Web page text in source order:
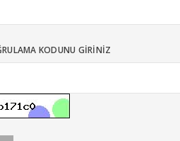
KODUNU GIRINIZ